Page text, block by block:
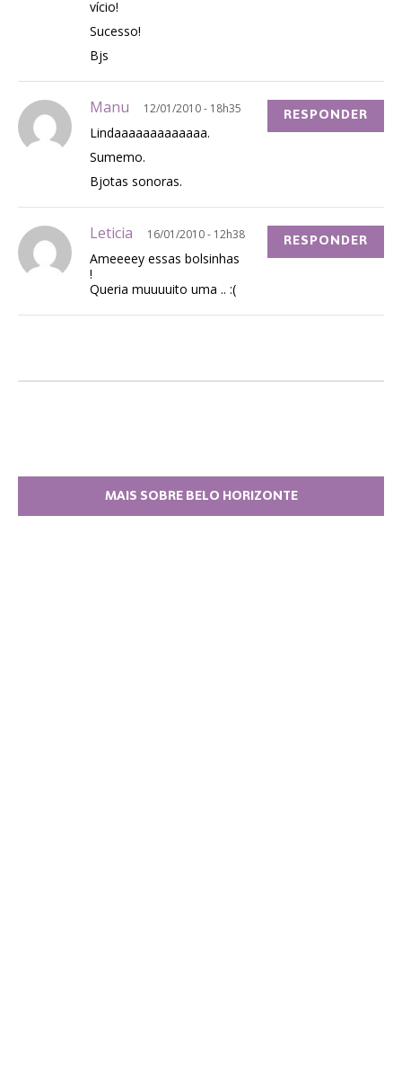
vício!
Sucesso!
Bjs
Manu 12/01/2010 - 18h35
Lindaaaaaaaaaaaaa.
Sumemo.
Bjotas sonoras.
RESPONDER
Leticia 16/01/2010 - 12h38
Ameeeey essas bolsinhas
!
Queria muuuuito uma .. :(
RESPONDER
MAIS SOBRE BELO HORIZONTE